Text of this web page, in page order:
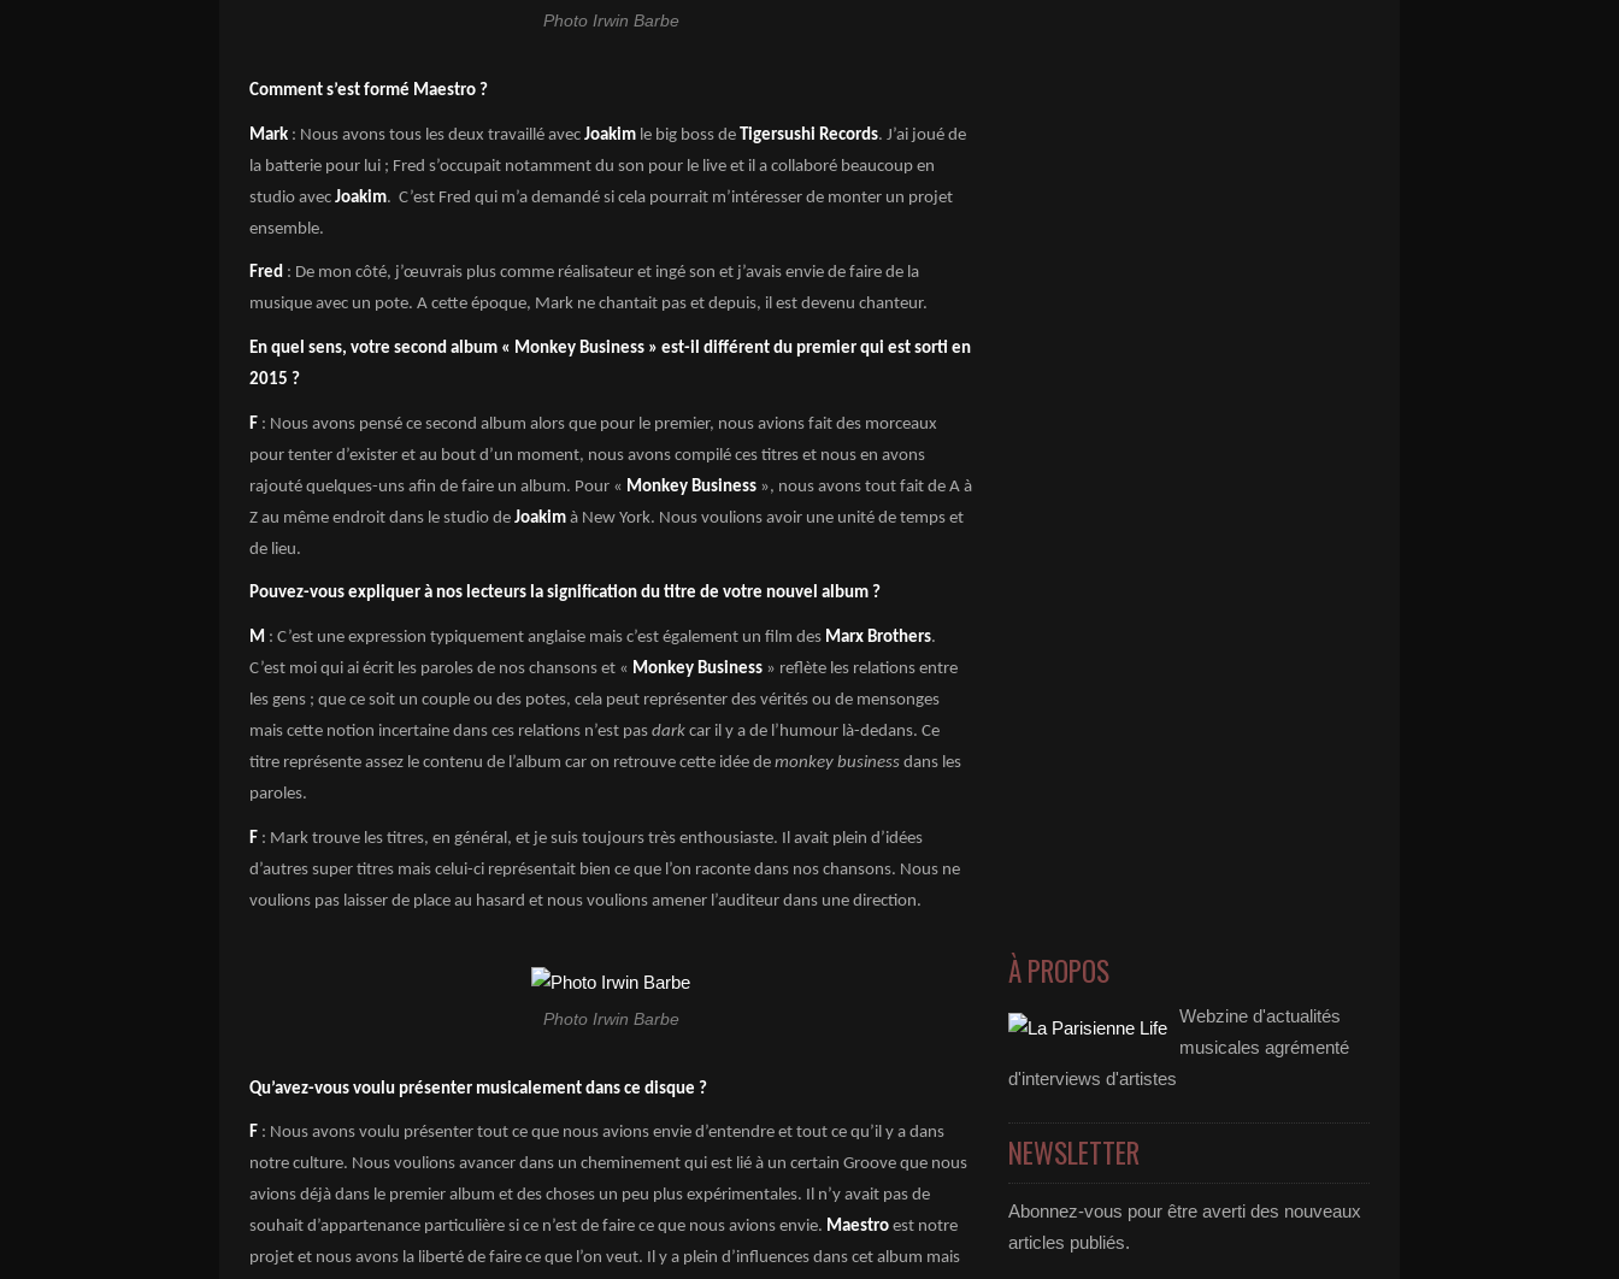
Photo Irwin Barbe
Comment s’est formé Maestro ?
Mark : Nous avons tous les deux travaillé avec Joakim le big boss de Tigersushi Records. J’ai joué de
la batterie pour lui ; Fred s’occupait notamment du son pour le live et il a collaboré beaucoup en
studio avec Joakim. C’est Fred qui m’a demandé si cela pourrait m’intéresser de monter un projet
ensemble.
Fred : De mon côté, j’œuvrais plus comme réalisateur et ingé son et j’avais envie de faire de la
musique avec un pote. A cette époque, Mark ne chantait pas et depuis, il est devenu chanteur.
En quel sens, votre second album « Monkey Business » est-il différent du premier qui est sorti en
2015 ?
F : Nous avons pensé ce second album alors que pour le premier, nous avions fait des morceaux
pour tenter d’exister et au bout d’un moment, nous avons compilé ces titres et nous en avons
rajouté quelques-uns afin de faire un album. Pour « Monkey Business », nous avons tout fait de A à
Z au même endroit dans le studio de Joakim à New York. Nous voulions avoir une unité de temps et
de lieu.
Pouvez-vous expliquer à nos lecteurs la signification du titre de votre nouvel album ?
M : C’est une expression typiquement anglaise mais c’est également un film des Marx Brothers.
C’est moi qui ai écrit les paroles de nos chansons et « Monkey Business » reflète les relations entre
les gens ; que ce soit un couple ou des potes, cela peut représenter des vérités ou de mensonges
mais cette notion incertaine dans ces relations n’est pas dark car il y a de l’humour là-dedans. Ce
titre représente assez le contenu de l’album car on retrouve cette idée de monkey business dans les
paroles.
F : Mark trouve les titres, en général, et je suis toujours très enthousiaste. Il avait plein d’idées
d’autres super titres mais celui-ci représentait bien ce que l’on raconte dans nos chansons. Nous ne
voulions pas laisser de place au hasard et nous voulions amener l’auditeur dans une direction.
Photo Irwin Barbe
Qu’avez-vous voulu présenter musicalement dans ce disque ?
F : Nous avons voulu présenter tout ce que nous avions envie d’entendre et tout ce qu’il y a dans
notre culture. Nous voulions avancer dans un cheminement qui est lié à un certain Groove que nous
avions déjà dans le premier album et des choses un peu plus expérimentales. Il n’y avait pas de
souhait d’appartenance particulière si ce n’est de faire ce que nous avions envie. Maestro est notre
projet et nous avons la liberté de faire ce que l’on veut. Il y a plein d’influences dans cet album mais
À PROPOS
Webzine d'actualités
musicales agrémenté
d'interviews d'artistes
NEWSLETTER
Abonnez-vous pour être averti des nouveaux
articles publiés.